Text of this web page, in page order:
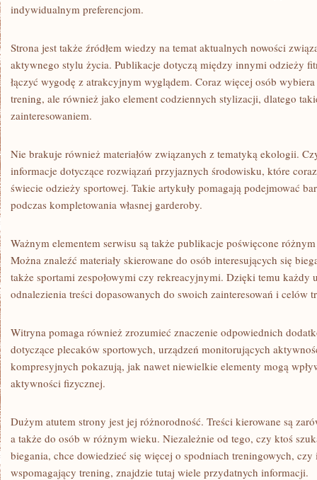
indywidualnym preferencjom.
Strona jest także źródłem wiedzy na temat aktualnych nowości
aktywnego stylu życia. Publikacje dotyczą między innymi odzieży
łączyć wygodę z atrakcyjnym wyglądem. Coraz więcej osób
trening, ale również jako element codziennych stylizacji, dlatego
zainteresowaniem.
Nie brakuje również materiałów związanych z tematyką ekologii.
informacje dotyczące rozwiązań przyjaznych środowisku, które
świecie odzieży sportowej. Takie artykuły pomagają podejmować
podczas kompletowania własnej garderoby.
Ważnym elementem serwisu są także publikacje poświęcone
Można znaleźć materiały skierowane do osób interesujących się
także sportami zespołowymi czy rekreacyjnymi. Dzięki temu każdy
odnalezienia treści dopasowanych do swoich zainteresowań i celów
Witryna pomaga również zrozumieć znaczenie odpowiednich
dotyczące plecaków sportowych, urządzeń monitorujących
kompresyjnych pokazują, jak nawet niewielkie elementy mogą
aktywności fizycznej.
Dużym atutem strony jest jej różnorodność. Treści kierowane są
a także do osób w różnym wieku. Niezależnie od tego, czy ktoś
biegania, chce dowiedzieć się więcej o spodniach treningowych, czy
wspomagający trening, znajdzie tutaj wiele przydatnych informacji.